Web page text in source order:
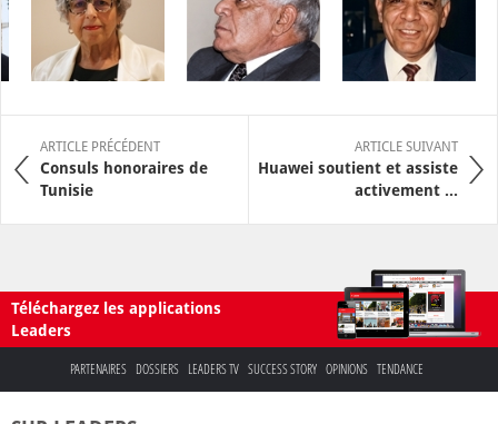
ARTICLE PRÉCÉDENT
Consuls honoraires de
Tunisie
ARTICLE SUIVANT
Huawei soutient et assiste
activement ...
Téléchargez les applications
Leaders
PARTENAIRES DOSSIERS LEADERS TV SUCCESS STORY OPINIONS TENDANCE